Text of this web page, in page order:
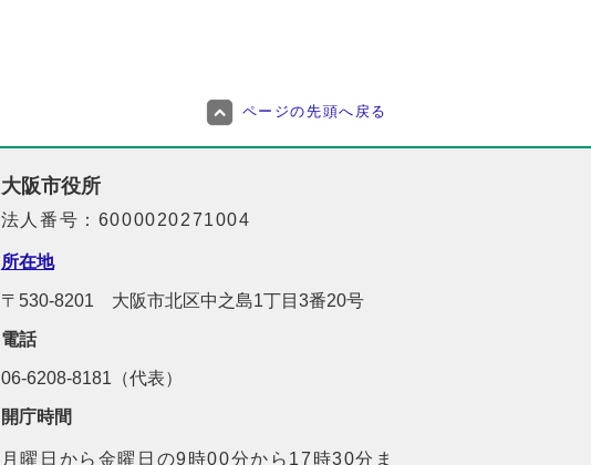
ページの先頭へ戻る
大阪市役所
法人番号：6000020271004
所在地
〒530-8201 大阪市北区中之島1丁目3番20号
電話
06-6208-8181（代表）
開庁時間
月曜日から金曜日の9時00分から17時30分ま